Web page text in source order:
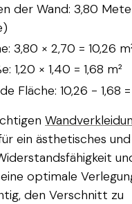
der Wand: 3,80
3,80 × 2,70 = 10,26
1,20 × 1,40 = 1,68 m²
Fläche: 10,26 - 1,68
ein ästhetisches
optimale
den Verschnitt zu